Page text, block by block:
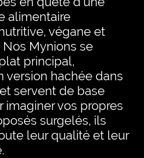
alimentaire
végane et
Mynions se
principal,
version hachée dans
servent de base
imaginer vos propres
surgelés, ils
leur qualité et leur